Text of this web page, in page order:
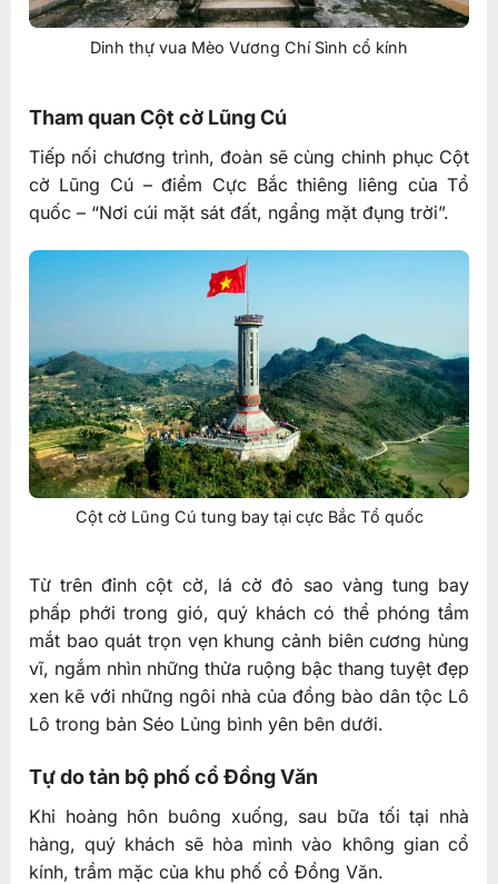
Dinh thự vua Mèo Vương Chí Sình cổ kính
Tham quan Cột cờ Lũng Cú
Tiếp nối chương trình, đoàn sẽ cùng chinh phục Cột
cờ Lũng Cú – điểm Cực Bắc thiêng liêng của Tổ
quốc – “Nơi cúi mặt sát đất, ngẩng mặt đụng trời”.
Cột cờ Lũng Cú tung bay tại cực Bắc Tổ quốc
Từ trên đỉnh cột cờ, lá cờ đỏ sao vàng tung bay
phấp phới trong gió, quý khách có thể phóng tầm
mắt bao quát trọn vẹn khung cảnh biên cương hùng
vĩ, ngắm nhìn những thửa ruộng bậc thang tuyệt đẹp
xen kẽ với những ngôi nhà của đồng bào dân tộc Lô
Lô trong bản Séo Lủng bình yên bên dưới.
Tự do tản bộ phố cổ Đồng Văn
Khi hoàng hôn buông xuống, sau bữa tối tại nhà
hàng, quý khách sẽ hòa mình vào không gian cổ
kính, trầm mặc của khu phố cổ Đồng Văn.